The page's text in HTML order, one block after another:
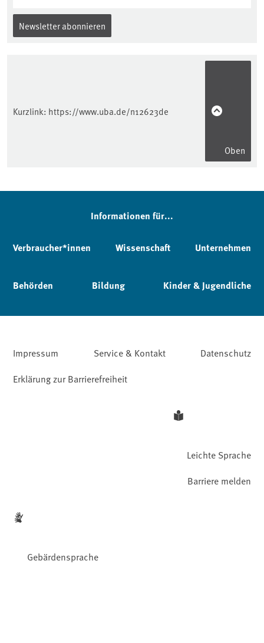
Newsletter abonnieren
Kurzlink: https://www.uba.de/n12623de
Oben
Informationen für...
Verbraucher*innen Wissenschaft Unternehmen
Behörden Bildung Kinder & Jugendliche
Impressum Service & Kontakt
Datenschutz
Erklärung zur Barrierefreiheit
Leichte Sprache
Gebärdensprache
Barriere melden